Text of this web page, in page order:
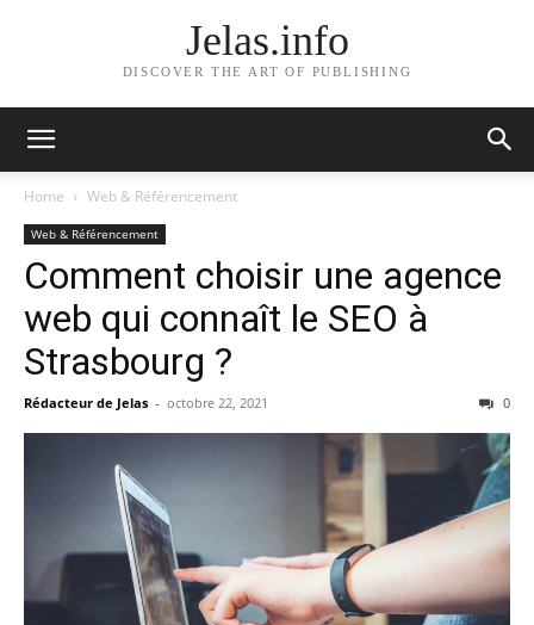
Jelas.info
DISCOVER THE ART OF PUBLISHING
Home Web & Référencement
Web & Référencement
Comment choisir une agence
web qui connaît le SEO à
Strasbourg ?
Rédacteur de Jelas - octobre 22, 2021 0